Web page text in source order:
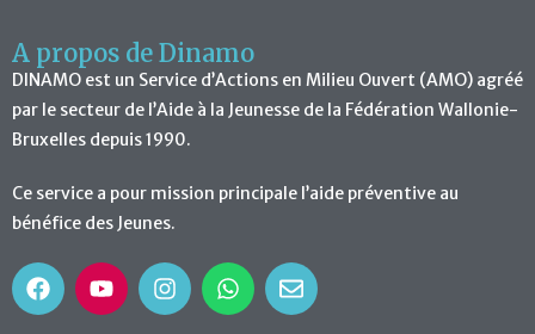
A propos de Dinamo
DINAMO est un Service d’Actions en Milieu Ouvert (AMO) agréé
par le secteur de l’Aide à la Jeunesse de la Fédération Wallonie-
Bruxelles depuis 1990.
Ce service a pour mission principale l’aide préventive au
bénéfice des Jeunes.